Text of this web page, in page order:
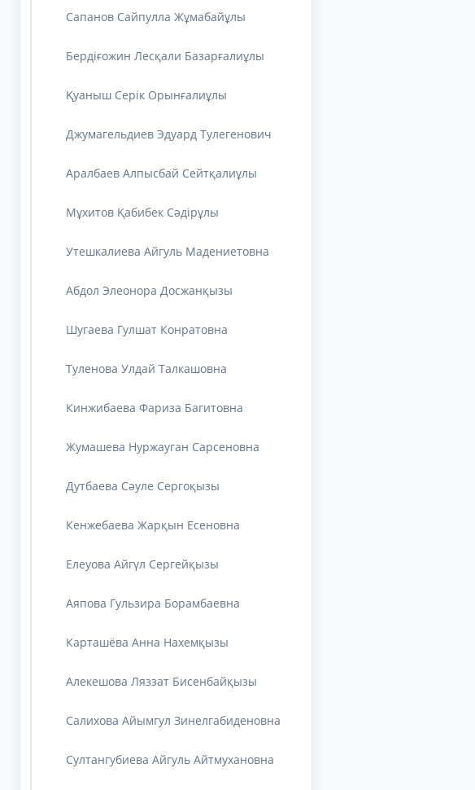
Сапанов Сайпулла Жұмабайұлы
Бердіғожин Лесқали Базарғалиұлы
Қуаныш Серік Орынғалиұлы
Джумагельдиев Эдуард Тулегенович
Аралбаев Алпысбай Сейтқалиұлы
Мұхитов Қабибек Сәдірұлы
Утешкалиева Айгуль Мадениетовна
Абдол Элеонора Досжанқызы
Шугаева Гулшат Конратовна
Туленова Улдай Талкашовна
Кинжибаева Фариза Багитовна
Жумашева Нуржауган Сарсеновна
Дутбаева Сәуле Сергоқызы
Кенжебаева Жарқын Есеновна
Елеуова Айгүл Сергейқызы
Аяпова Гульзира Борамбаевна
Карташёва Анна Нахемқызы
Алекешова Ляззат Бисенбайқызы
Салихова Айымгул Зинелгабиденовна
Султангубиева Айгуль Айтмухановна